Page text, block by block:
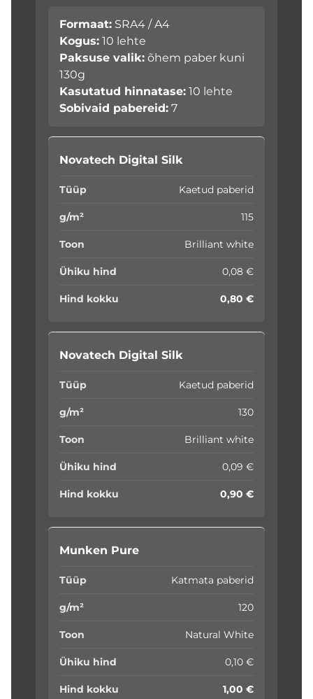
Formaat: SRA4 / A4
Kogus: 10 lehte
Paksuse valik: õhem paber kuni
130g
Kasutatud hinnatase: 10 lehte
Sobivaid pabereid: 7
Novatech Digital Silk
Kaetud paberid
115
Brilliant white
0,08 €
0,80 €
Novatech Digital Silk
Kaetud paberid
130
Brilliant white
0,09 €
0,90 €
Munken Pure
Katmata paberid
120
Natural White
0,10 €
1,00 €